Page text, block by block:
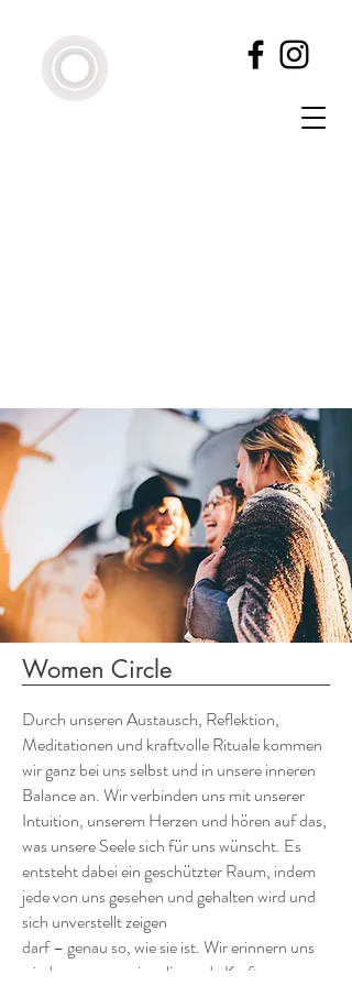
Women Circle
Durch unseren Austausch, Reflektion,
Meditationen und kraftvolle Rituale kommen
wir ganz bei uns selbst und in unsere inneren
Balance an. Wir verbinden uns mit unserer
Intuition, unserem Herzen und hören auf das,
was unsere Seele sich für uns wünscht. Es
entsteht dabei ein geschützter Raum, indem
jede von uns gesehen und gehalten wird und
sich unverstellt zeigen
darf – genau so, wie sie ist. Wir erinnern uns
wieder an unsere inneliegende Kraft.